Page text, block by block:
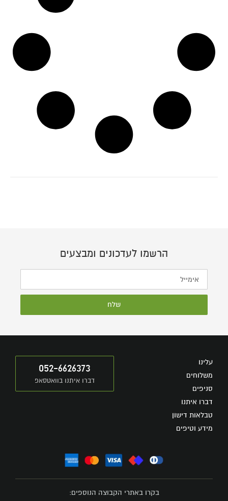
הרשמו לעדכונים ומבצעים
שלח
עלינו
משלוחים
סניפים
דברו איתנו
טבלאות דישון
מידע וטיפים
052-6626373
דברו איתנו בוואטסאפ
בקרו באתרי הקבוצה הנוספים: